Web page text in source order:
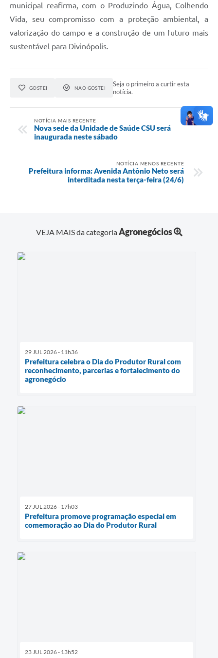
municipal reafirma, com o Produzindo Água, Colhendo
Vida, seu compromisso com a proteção ambiental, a
valorização do campo e a construção de um futuro mais
sustentável para Divinópolis.
GOSTEI NÃO GOSTEI
Seja o primeiro a curtir esta
notícia.
NOTÍCIA MAIS RECENTE
Nova sede da Unidade de Saúde CSU será
inaugurada neste sábado
NOTÍCIA MENOS RECENTE
Prefeitura informa: Avenida Antônio Neto será
interditada nesta terça-feira (24/6)
VEJA MAIS da categoriaAgronegócios
29 JUL 2026 - 11h36
Prefeitura celebra o Dia do Produtor Rural com
reconhecimento, parcerias e fortalecimento do
agronegócio
27 JUL 2026 - 17h03
Prefeitura promove programação especial em
comemoração ao Dia do Produtor Rural
23 JUL 2026 - 13h52